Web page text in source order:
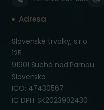
Adresa
Slovenské trvalky, s.r.o.
125
91901 Suchá nad Parnou
Slovensko
IČO: 47430567
IČ DPH: SK2023902430